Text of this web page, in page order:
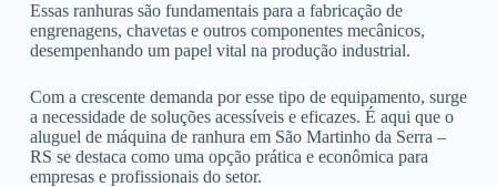
Essas ranhuras são fundamentais para a fabricação de
engrenagens, chavetas e outros componentes mecânicos,
desempenhando um papel vital na produção industrial.
Com a crescente demanda por esse tipo de equipamento, surge
a necessidade de soluções acessíveis e eficazes. É aqui que o
aluguel de máquina de ranhura em São Martinho da Serra –
RS se destaca como uma opção prática e econômica para
empresas e profissionais do setor.